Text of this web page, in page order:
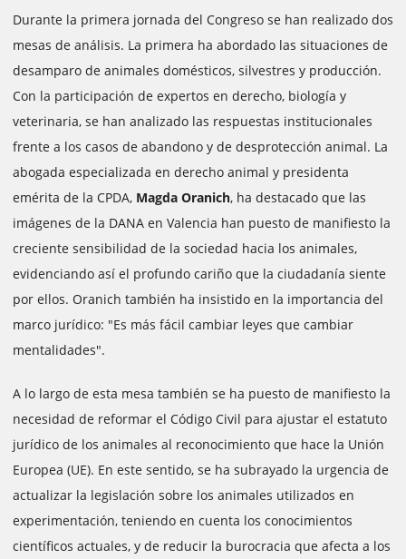
Durante la primera jornada del Congreso se han realizado dos
mesas de análisis. La primera ha abordado las situaciones de
desamparo de animales domésticos, silvestres y producción.
Con la participación de expertos en derecho, biología y
veterinaria, se han analizado las respuestas institucionales
frente a los casos de abandono y de desprotección animal. La
abogada especializada en derecho animal y presidenta
emérita de la CPDA, Magda Oranich, ha destacado que las
imágenes de la DANA en Valencia han puesto de manifiesto la
creciente sensibilidad de la sociedad hacia los animales,
evidenciando así el profundo cariño que la ciudadanía siente
por ellos. Oranich también ha insistido en la importancia del
marco jurídico: "Es más fácil cambiar leyes que cambiar
mentalidades".
A lo largo de esta mesa también se ha puesto de manifiesto la
necesidad de reformar el Código Civil para ajustar el estatuto
jurídico de los animales al reconocimiento que hace la Unión
Europea (UE). En este sentido, se ha subrayado la urgencia de
actualizar la legislación sobre los animales utilizados en
experimentación, teniendo en cuenta los conocimientos
científicos actuales, y de reducir la burocracia que afecta a los